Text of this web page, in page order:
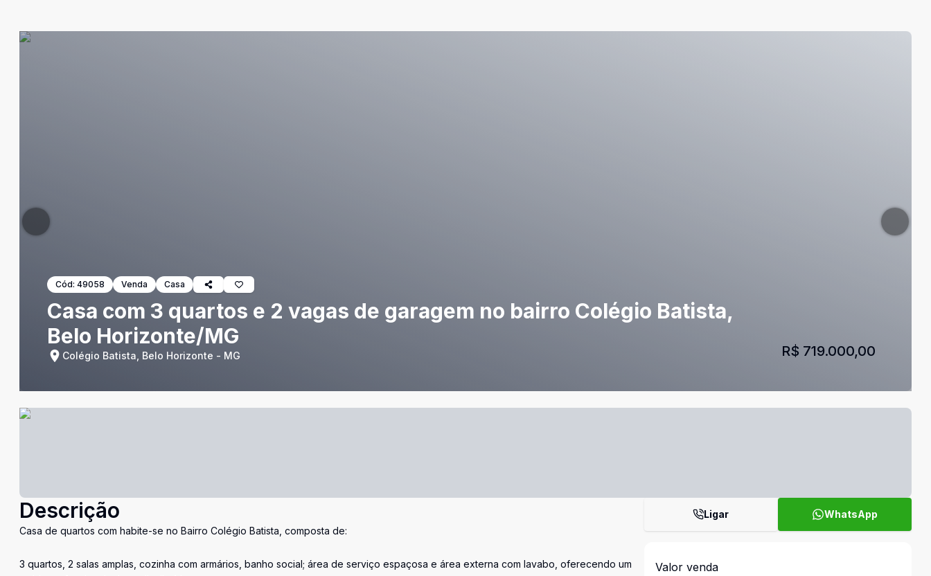
Cód: 49058 Venda Casa
Casa com 3 quartos e 2 vagas de garagem no bairro Colégio Batista,
Belo Horizonte/MG
Colégio Batista, Belo Horizonte - MG R$ 719.000,00
Descrição
Casa de quartos com habite-se no Bairro Colégio Batista, composta de:
3 quartos, 2 salas amplas, cozinha com armários, banho social; área de serviço espaçosa e área externa com lavabo, oferecendo um
Ligar WhatsApp
Valor venda